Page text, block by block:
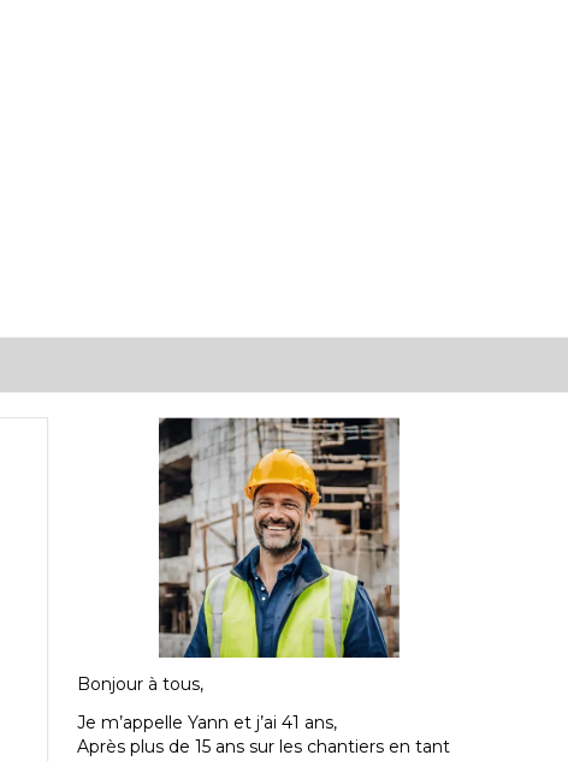
Bonjour à tous,
Je m’appelle Yann et j’ai 41 ans,
Après plus de 15 ans sur les chantiers en tant